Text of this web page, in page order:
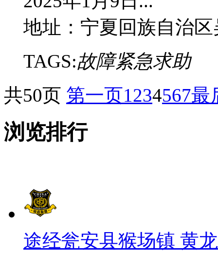
地址：宁夏回族自治
TAGS:故障紧急求助
共50页 第一页1234567最
浏览排行
途经瓮安县猴场镇 黄